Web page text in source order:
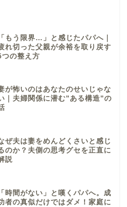
「もう限界…」と感じたパパへ｜
れ切った父親が余裕を取り戻す
つの整え方
が怖いのはあなたのせいじゃな
｜夫婦関係に潜む”ある構造”の
ぜ夫は妻をめんどくさいと感じ
のか？夫側の思考グセを正直に
説
「時間がない」と嘆くパパへ。成
者の真似だけではダメ！家庭に